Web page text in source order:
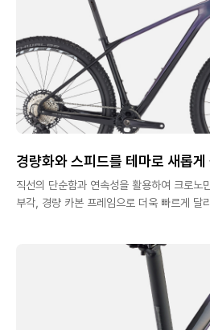
경량화와 스피드를 테마로 새롭
직선의 단순함과 연속성을 활용하여 크로노
부각, 경량 카본 프레임으로 더욱 빠르게 달